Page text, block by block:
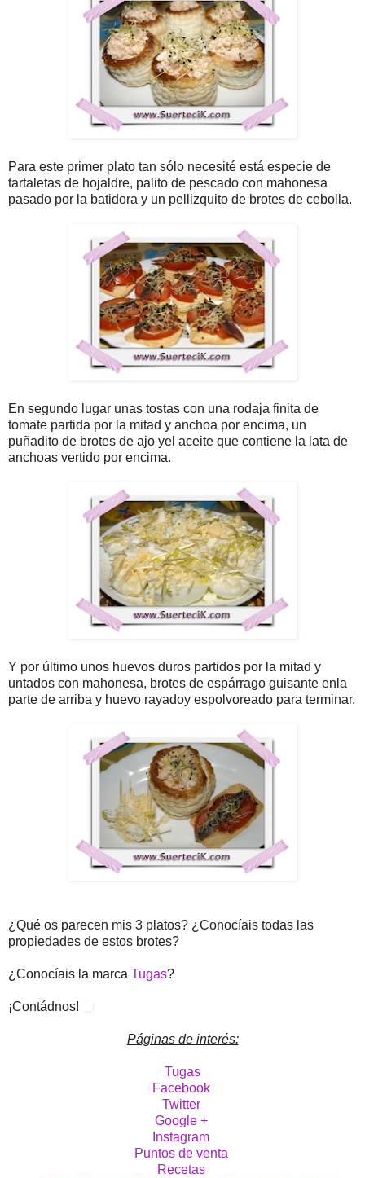
Para este primer plato tan sólo necesité está especie de
tartaletas de hojaldre, palito de pescado con mahonesa
pasado por la batidora y un pellizquito de brotes de cebolla.
En segundo lugar unas tostas con una rodaja finita de
tomate partida por la mitad y anchoa por encima, un
puñadito de brotes de ajo yel aceite que contiene la lata de
anchoas vertido por encima.
Y por último unos huevos duros partidos por la mitad y
untados con mahonesa, brotes de espárrago guisante enla
parte de arriba y huevo rayadoy espolvoreado para terminar.
¿Qué os parecen mis 3 platos? ¿Conocíais todas las
propiedades de estos brotes?
¿Conocíais la marca Tugas?
¡Contádnos!
Páginas de interés:
Tugas
Facebook
Twitter
Google +
Instagram
Puntos de venta
Recetas